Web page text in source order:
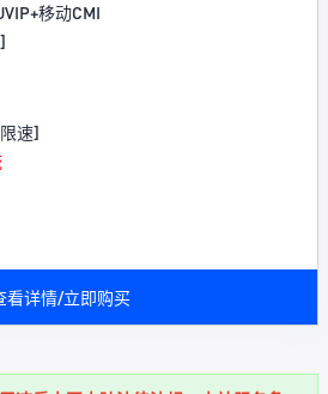
移动CMI
速]
看详情/立即购买